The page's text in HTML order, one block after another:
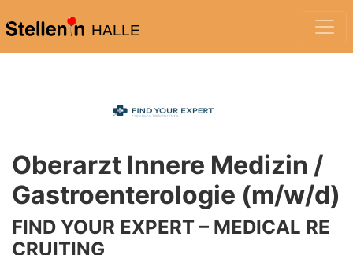
HALLE
Oberarzt Innere Medizin /
Gastroenterologie (m/w/d)
FIND YOUR EXPERT – MEDICAL RE
CRUITING